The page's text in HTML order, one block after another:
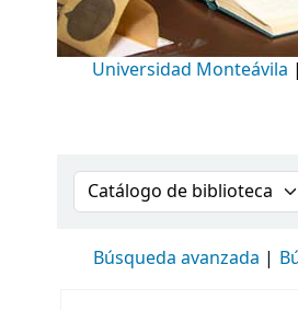
Universidad Monteávila
Buscar en el catálogo
Búsqueda avanzada